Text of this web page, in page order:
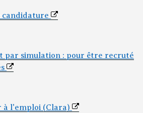
par simulation : pour être recruté
à l'emploi (Clara)